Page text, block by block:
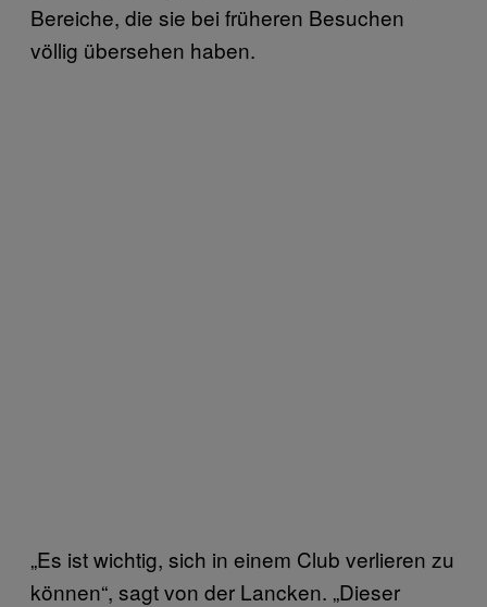
Bereiche, die sie bei früheren Besuchen
völlig übersehen haben.
„Es ist wichtig, sich in einem Club verlieren zu
können“, sagt von der Lancken. „Dieser